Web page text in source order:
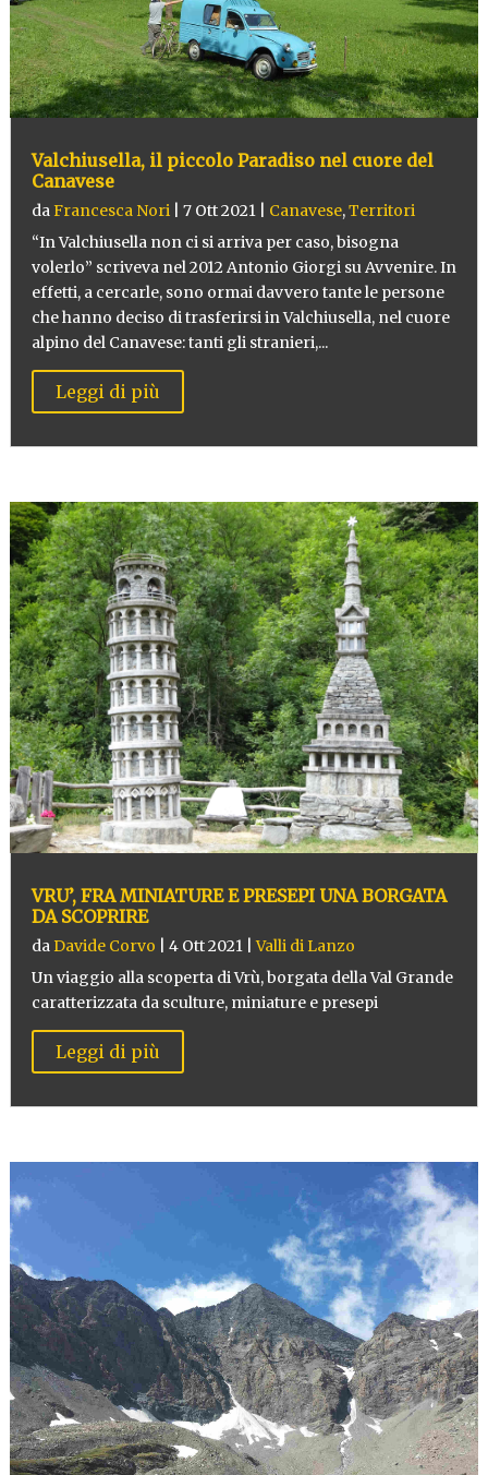
Valchiusella, il piccolo Paradiso nel cuore del
Canavese
daFrancesca Nori| 7 Ott 2021| Canavese,Territori
“In Valchiusella non ci si arriva per caso, bisogna
volerlo” scriveva nel 2012 Antonio Giorgi su Avvenire. In
effetti, a cercarle, sono ormai davvero tante le persone
che hanno deciso di trasferirsi in Valchiusella, nel cuore
alpino del Canavese: tanti gli stranieri,...
Leggi di più
VRU’, FRA MINIATURE E PRESEPI UNA BORGATA
DA SCOPRIRE
daDavide Corvo 4 Ott 2021|Valli di Lanzo
Un viaggio alla scoperta di Vrù, borgata della Val Grande
caratterizzata da sculture, miniature e presepi
Leggi di più